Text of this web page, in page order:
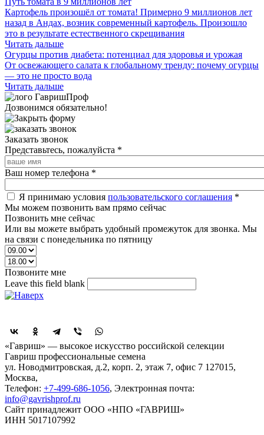
Картофель произошёл от томата! Примерно 9 миллионов лет
назад в Андах, возник современный картофель. Произошло
это в результате естественного скрещивания
Читать дальше
Огурцы против диабета: потенциал для здоровья и урожая
От освежающего салата к глобальному тренду: почему огурцы
— это не просто вода
Читать дальше
Дозвонимся обязательно!
Заказать звонок
Представьтесь, пожалуйста *
Ваш номер телефона *
Я принимаю условия пользовательского соглашения *
Мы можем позвонить вам прямо сейчас
Позвонить мне сейчас
Или вы можете выбрать удобный промежуток для звонка. Мы
на связи с понедельника по пятницу
Позвоните мне
Leave this field blank
«Гавриш» — высокое искусство российской селекции
Гавриш профессиональные семена
ул. Новодмитровская, д.2, корп. 2, этаж 7, офис 7 127015,
Москва,
Телефон: +7-499-686-1056, Электронная почта:
info@gavrishprof.ru
Сайт принадлежит ООО «НПО «ГАВРИШ»
ИНН 5017107992